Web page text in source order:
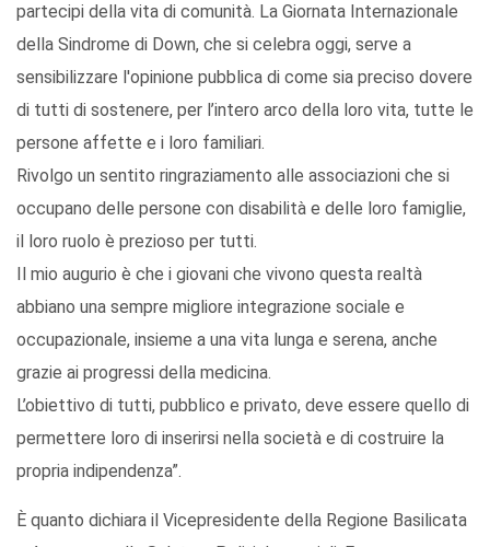
partecipi della vita di comunità. La Giornata Internazionale
della Sindrome di Down, che si celebra oggi, serve a
sensibilizzare l'opinione pubblica di come sia preciso dovere
di tutti di sostenere, per l’intero arco della loro vita, tutte le
persone affette e i loro familiari.
Rivolgo un sentito ringraziamento alle associazioni che si
occupano delle persone con disabilità e delle loro famiglie,
il loro ruolo è prezioso per tutti.
Il mio augurio è che i giovani che vivono questa realtà
abbiano una sempre migliore integrazione sociale e
occupazionale, insieme a una vita lunga e serena, anche
grazie ai progressi della medicina.
L’obiettivo di tutti, pubblico e privato, deve essere quello di
permettere loro di inserirsi nella società e di costruire la
propria indipendenza”.
È quanto dichiara il Vicepresidente della Regione Basilicata